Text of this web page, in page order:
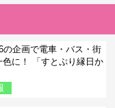
の企画で電車・バス・街
色に！ 「すとぷり縁日か